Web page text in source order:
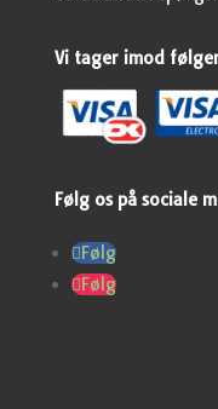
Vi tager imod
Følg os på sociale
Følg
Følg